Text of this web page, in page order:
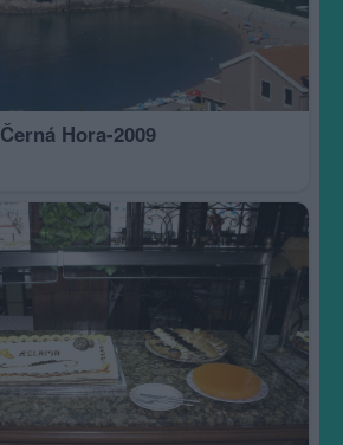
Černá Hora-2009